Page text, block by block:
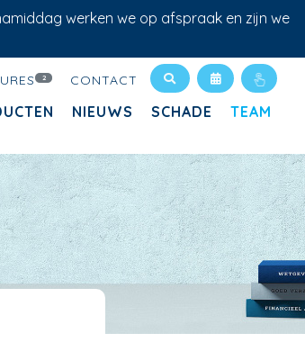
werken we op afspraak en zijn we
2 CONTACT
NIEUWS SCHADE TEAM